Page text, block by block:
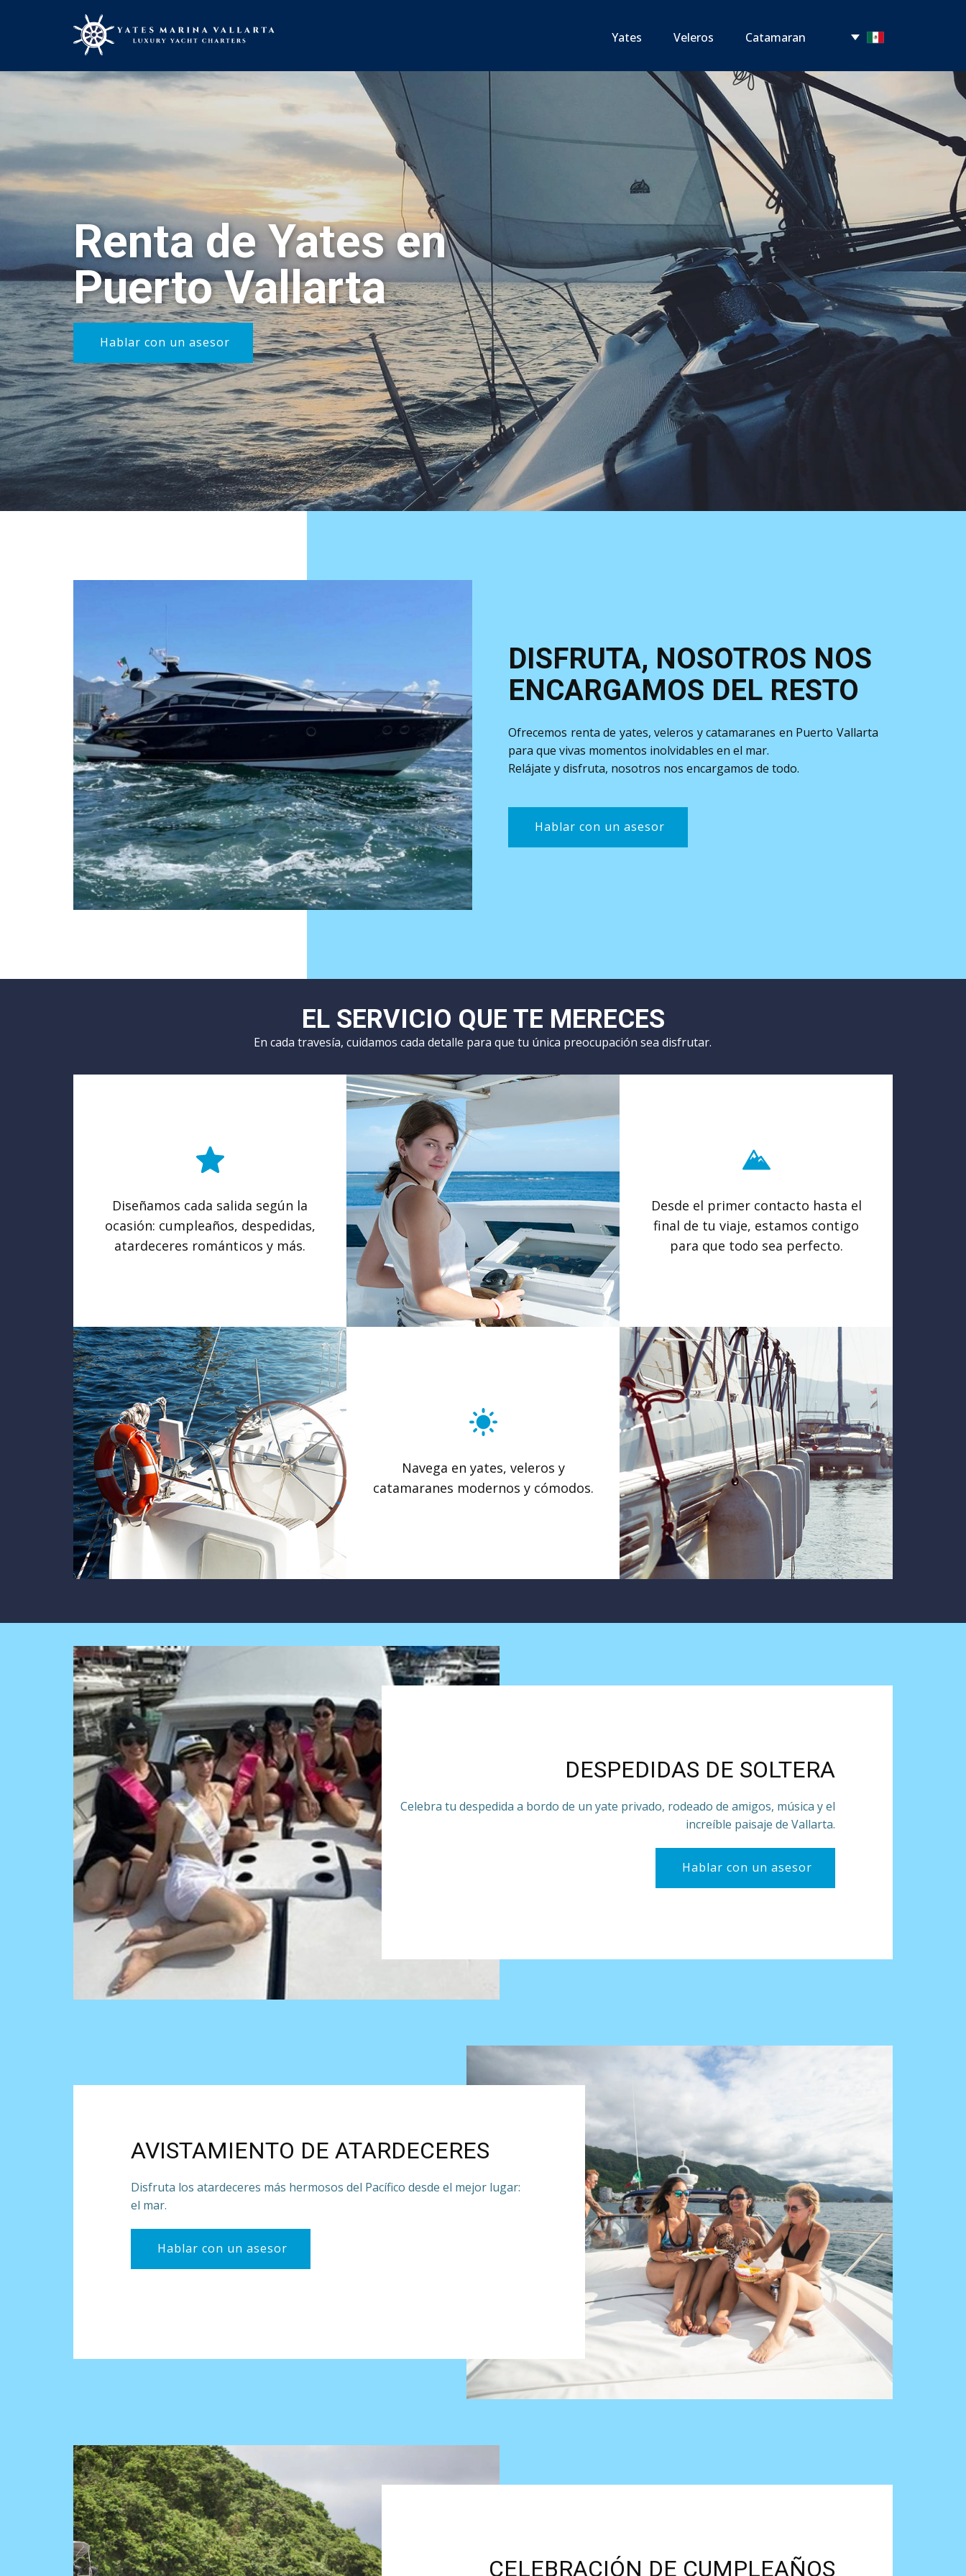
Yates Veleros Catamaran
Renta de Yates en
Puerto Vallarta
Hablar con un asesor
DISFRUTA, NOSOTROS NOS
ENCARGAMOS DEL RESTO
Ofrecemos renta de yates, veleros y catamaranes en Puerto Vallarta
para que vivas momentos inolvidables en el mar.
Relájate y disfruta, nosotros nos encargamos de todo.
Hablar con un asesor
EL SERVICIO QUE TE MERECES
En cada travesía, cuidamos cada detalle para que tu única preocupación sea disfrutar.
Diseñamos cada salida según la
ocasión: cumpleaños, despedidas,
atardeceres románticos y más.
Desde el primer contacto hasta el
final de tu viaje, estamos contigo
para que todo sea perfecto.
Navega en yates, veleros y
catamaranes modernos y cómodos.
DESPEDIDAS DE SOLTERA
Celebra tu despedida a bordo de un yate privado, rodeado de amigos, música y el
increíble paisaje de Vallarta.
Hablar con un asesor
AVISTAMIENTO DE ATARDECERES
Disfruta los atardeceres más hermosos del Pacífico desde el mejor lugar:
el mar.
Hablar con un asesor
CELEBRACIÓN DE CUMPLEAÑOS